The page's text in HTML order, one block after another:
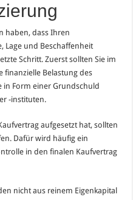
haben, dass Ihren
Lage und Beschaffenheit
Schritt. Zuerst sollten Sie im
finanzielle Belastung des
in Form einer Grundschuld
-instituten.
aufgesetzt hat, sollten
Dafür wird häufig ein
in den finalen Kaufvertrag
nicht aus reinem Eigenkapital